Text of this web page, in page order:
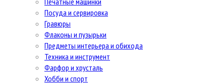
Посуда и сервировка
Гравюры
Флаконы и пузырьки
Предметы интерьера и обихода
Техника и инструмент
Фарфор и хрусталь
Хобби и спорт